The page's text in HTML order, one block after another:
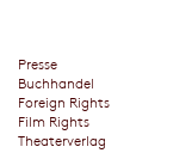
Presse
Buchhandel
Foreign Rights
Film Rights
Theaterverlag